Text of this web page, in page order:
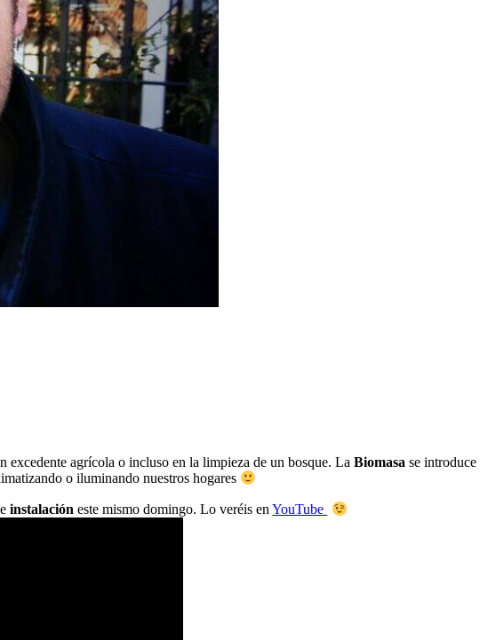
excedente agrícola o incluso en la limpieza de un bosque. La Biomasa se introduce
o iluminando nuestros hogares
instalación este mismo domingo. Lo veréis enYouTube